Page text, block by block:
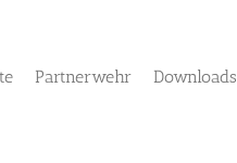
Partnerwehr Downloads